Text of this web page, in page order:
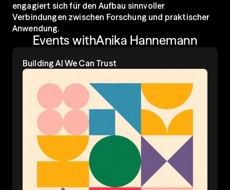
engagiert sich für den Aufbau sinnvoller
Verbindungen zwischen Forschung und praktischer
Anwendung.
Events withAnika Hannemann
Building Al We Can Trust